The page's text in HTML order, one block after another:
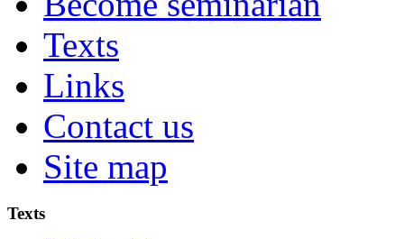
Texts
Links
Contact us
Site map
Texts